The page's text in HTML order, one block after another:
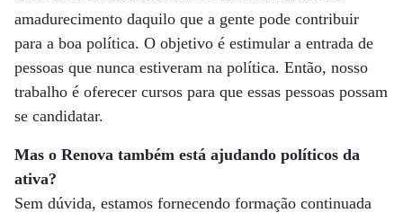
amadurecimento daquilo que a gente pode contribuir
para a boa política. O objetivo é estimular a entrada de
pessoas que nunca estiveram na política. Então, nosso
trabalho é oferecer cursos para que essas pessoas possam
se candidatar.
Mas o Renova também está ajudando políticos da
ativa?
Sem dúvida, estamos fornecendo formação continuada